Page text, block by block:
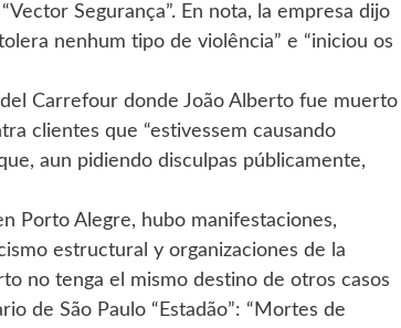
Segurança”. En nota, la empresa dijo
nenhum tipo de violência” e “iniciou os
Carrefour donde João Alberto fue muerto
clientes que “estivessem causando
aun pidiendo disculpas públicamente,
Porto Alegre, hubo manifestaciones,
estructural y organizaciones de la
no tenga el mismo destino de otros casos
de São Paulo “Estadão”: “Mortes de